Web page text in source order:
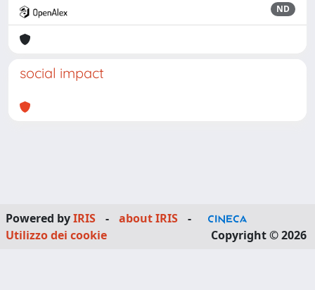
ND
social impact
Powered byIRIS - about IRIS
-
Utilizzo dei cookie
Copyright © 2026